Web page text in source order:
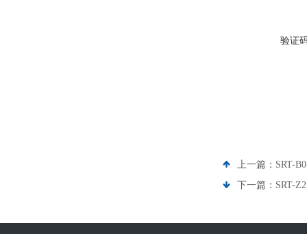
验证
上一篇： SRT-
下一篇： SRT-